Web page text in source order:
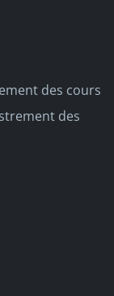
des cours
des